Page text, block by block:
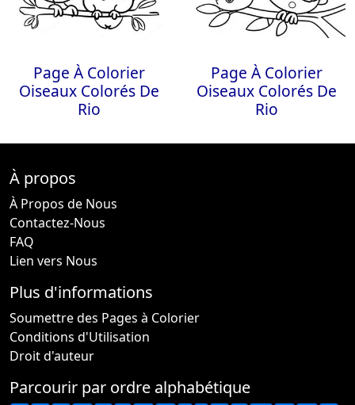
Page À Colorier
Oiseaux Colorés De
Rio
Page À Colorier
Oiseaux Colorés De
Rio
À propos
À Propos de Nous
Contactez-Nous
FAQ
Lien vers Nous
Plus d'informations
Soumettre des Pages à Colorier
Conditions d'Utilisation
Droit d'auteur
Parcourir par ordre alphabétique